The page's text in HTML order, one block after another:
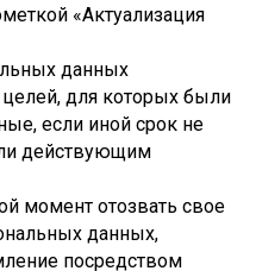
«Актуализация
данных
для которых были
если иной срок не
действующим
момент отозвать свое
данных,
посредством